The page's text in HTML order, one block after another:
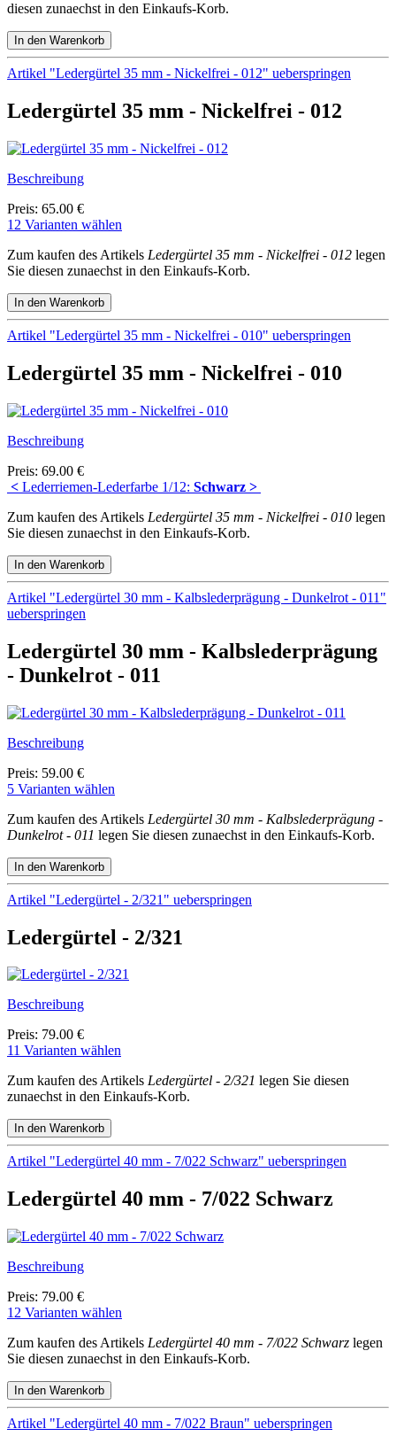
diesen zunaechst in den Einkaufs-Korb.
Artikel "Ledergürtel 35 mm - Nickelfrei - 012" ueberspringen
Ledergürtel 35 mm - Nickelfrei - 012
Beschreibung
Preis: 65.00 €
12 Varianten wählen
Zum kaufen des Artikels Ledergürtel 35 mm - Nickelfrei - 012 legen
Sie diesen zunaechst in den Einkaufs-Korb.
Artikel "Ledergürtel 35 mm - Nickelfrei - 010" ueberspringen
Ledergürtel 35 mm - Nickelfrei - 010
Beschreibung
Preis: 69.00 €
< Lederriemen-Lederfarbe 1/12: Schwarz >
Zum kaufen des Artikels Ledergürtel 35 mm - Nickelfrei - 010 legen
Sie diesen zunaechst in den Einkaufs-Korb.
Artikel "Ledergürtel 30 mm - Kalbslederprägung - Dunkelrot - 011"
ueberspringen
Ledergürtel 30 mm - Kalbslederprägung
- Dunkelrot - 011
Beschreibung
Preis: 59.00 €
5 Varianten wählen
Zum kaufen des Artikels Ledergürtel 30 mm - Kalbslederprägung -
Dunkelrot - 011 legen Sie diesen zunaechst in den Einkaufs-Korb.
Artikel "Ledergürtel - 2/321" ueberspringen
Ledergürtel - 2/321
Beschreibung
Preis: 79.00 €
11 Varianten wählen
Zum kaufen des Artikels Ledergürtel - 2/321 legen Sie diesen
zunaechst in den Einkaufs-Korb.
Artikel "Ledergürtel 40 mm - 7/022 Schwarz" ueberspringen
Ledergürtel 40 mm - 7/022 Schwarz
Beschreibung
Preis: 79.00 €
12 Varianten wählen
Zum kaufen des Artikels Ledergürtel 40 mm - 7/022 Schwarz legen
Sie diesen zunaechst in den Einkaufs-Korb.
Artikel "Ledergürtel 40 mm - 7/022 Braun" ueberspringen